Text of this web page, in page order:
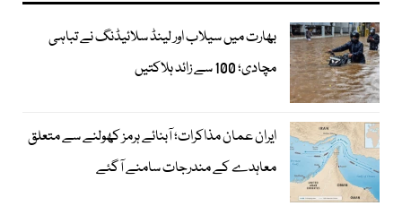
بھارت میں سیلاب اور لینڈ سلائیڈنگ نے تباہی
مچادی؛ 100 سے زائد ہلاکتیں
ایران عمان مذاکرات؛ آبنائے ہرمز کھولنے سے متعلق
معاہدے کے مندرجات سامنے آگئے